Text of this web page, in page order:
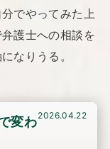
でやってみた上
護士への相談を
なりうる。
変わ2026.04.22